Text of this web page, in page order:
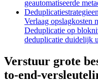
geautomatiseerde
Verlaag opslagkosten
Deduplicatie op
deduplicatie duidelijk
Verstuur grote
to-end-